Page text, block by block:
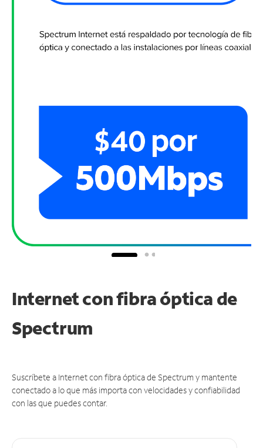
Internet con fibra óptica de
Spectrum
Suscríbete a Internet con fibra óptica de Spectrum y mantente
conectado a lo que más importa con velocidades y confiabilidad
con las que puedes contar.